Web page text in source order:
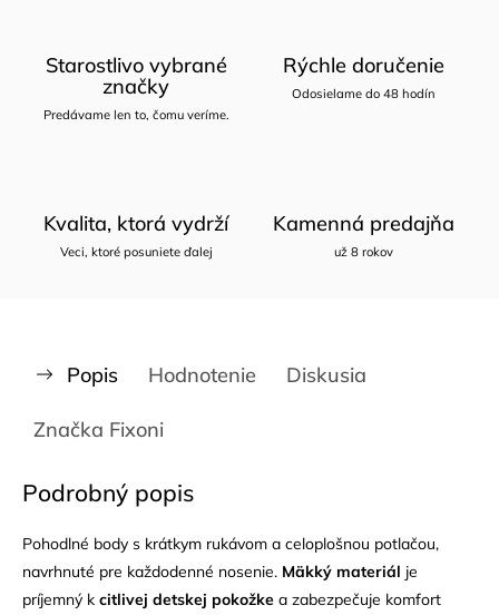
Starostlivo vybrané
značky
Predávame len to, čomu veríme.
Rýchle doručenie
Odosielame do 48 hodín
Kvalita, ktorá vydrží
Veci, ktoré posuniete ďalej
Kamenná predajňa
už 8 rokov
Popis Hodnotenie Diskusia
Značka Fixoni
Podrobný popis
Pohodlné body s krátkym rukávom a celoplošnou potlačou,
navrhnuté pre každodenné nosenie. Mäkký materiál je
príjemný k citlivej detskej pokožke a zabezpečuje komfort